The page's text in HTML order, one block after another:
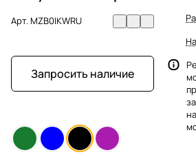
Арт.MZB0IKWRU
Запросить наличие